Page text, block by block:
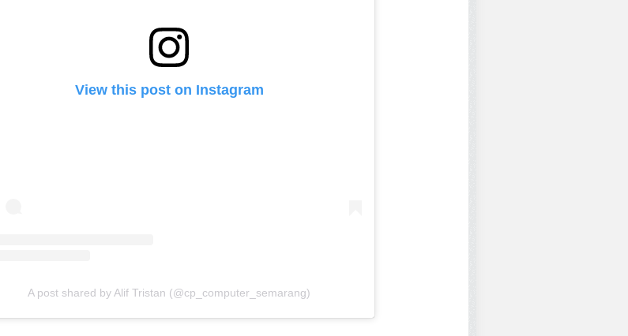
View this post on Instagram
A post shared by Alif Tristan (@cp_computer_semarang)